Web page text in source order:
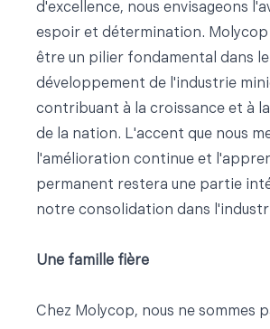
d'excellence, nous envisageons
espoir et détermination.
être un pilier fondamental dans le
développement de l'industrie
contribuant à la croissance et à
de la nation. L'accent que nous
l'amélioration continue et
permanent restera une partie
notre consolidation dans
Une famille fière
Chez Molycop, nous ne sommes